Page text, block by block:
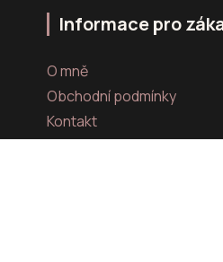
Informace pro
O mně
Obchodní podmínky
Kontakt